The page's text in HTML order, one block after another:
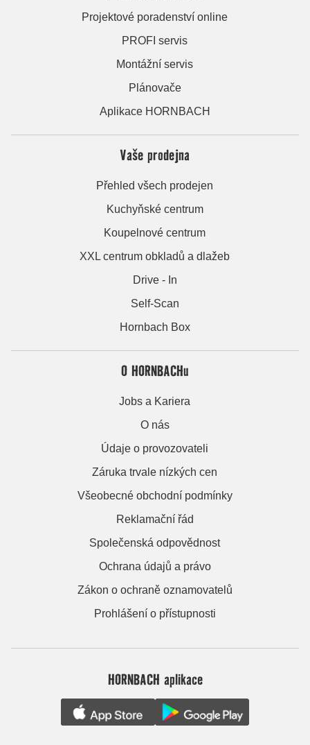
Projektové poradenství online
PROFI servis
Montážní servis
Plánovače
Aplikace HORNBACH
Vaše prodejna
Přehled všech prodejen
Kuchyňské centrum
Koupelnové centrum
XXL centrum obkladů a dlažeb
Drive - In
Self-Scan
Hornbach Box
O HORNBACHu
Jobs a Kariera
O nás
Údaje o provozovateli
Záruka trvale nízkých cen
Všeobecné obchodní podmínky
Reklamační řád
Společenská odpovědnost
Ochrana údajů a právo
Zákon o ochraně oznamovatelů
Prohlášení o přístupnosti
HORNBACH aplikace